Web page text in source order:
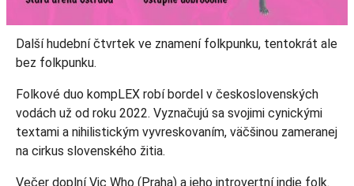
Další hudební čtvrtek ve znamení folkpunku, tentokrát ale
bez folkpunku.
Folkové duo kompLEX robí bordel v československých
vodách už od roku 2022. Vyznačujú sa svojimi cynickými
textami a nihilistickým vyvreskovaním, väčšinou zameranej
na cirkus slovenského žitia.
Večer doplní Vic Who (Praha) a jeho introvertní indie folk.